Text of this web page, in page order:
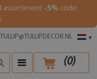
assortiment -5% code:
▾
TULUP@TULUPDECOR.NL
(0)